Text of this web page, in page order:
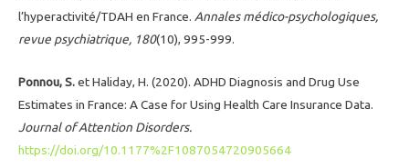
l’hyperactivité/TDAH en France. Annales médico-psychologiques,
revue psychiatrique, 180(10), 995-999.
Ponnou, S.et Haliday, H. (2020). ADHD Diagnosis and Drug Use
Estimates in France: A Case for Using Health Care Insurance Data.
Journal of Attention Disorders.
https://doi.org/10.1177%2F1087054720905664